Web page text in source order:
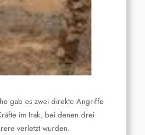
gab es zwei direkte Angriffe
im Irak, bei denen drei
verletzt wurden.